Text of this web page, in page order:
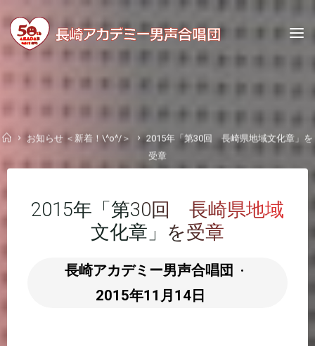
content
Homeお知らせ ＜新着！\^o^/＞
2015年「第30回 長崎県地域文化章」を
受章
2015年「第30回 長崎県地域
文化章」を受章
長崎アカデミー男声合唱団
2015年11月14日